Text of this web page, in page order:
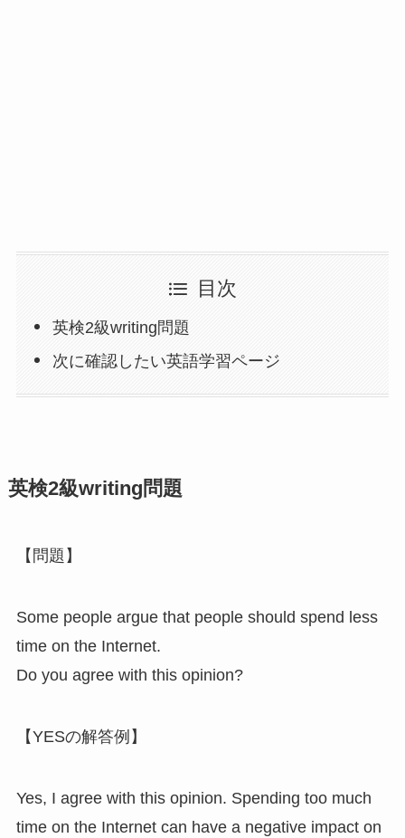
目次
英検2級writing問題
次に確認したい英語学習ページ
英検2級writing問題
【問題】
Some people argue that people should spend less
time on the Internet.
Do you agree with this opinion?
【YESの解答例】
Yes, I agree with this opinion. Spending too much
time on the Internet can have a negative impact on